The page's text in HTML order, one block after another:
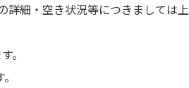
詳細・空き状況等につきましては上
。